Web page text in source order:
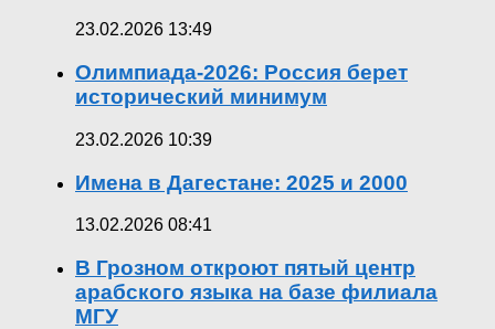
23.02.2026 13:49
Олимпиада-2026: Россия берет
исторический минимум
23.02.2026 10:39
Имена в Дагестане: 2025 и 2000
13.02.2026 08:41
В Грозном откроют пятый центр
арабского языка на базе филиала
МГУ